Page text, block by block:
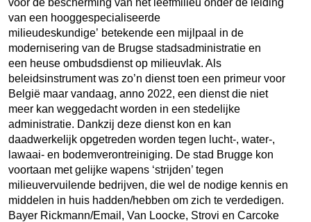
van een hooggespecialiseerde
milieudeskundige’ betekende een mijlpaal in de
modernisering van de Brugse stadsadministratie en
een heuse ombudsdienst op milieuvlak. Als
beleidsinstrument was zo’n dienst toen een primeur voor
België maar vandaag, anno 2022, een dienst die niet
meer kan weggedacht worden in een stedelijke
administratie. Dankzij deze dienst kon en kan
daadwerkelijk opgetreden worden tegen lucht-, water-,
lawaai- en bodemverontreiniging. De stad Brugge kon
voortaan met gelijke wapens ‘strijden’ tegen
milieuvervuilende bedrijven, die wel de nodige kennis en
middelen in huis hadden/hebben om zich te verdedigen.
Bayer Rickmann/Email, Van Loocke, Strovi en Carcoke